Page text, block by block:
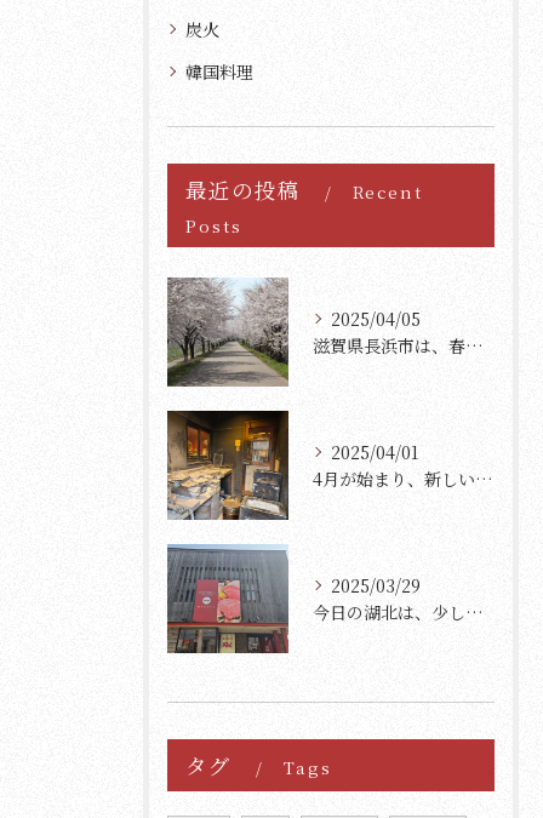
炭火
韓国料理
最近の投稿
Recent
Posts
2025/04/05
滋賀県長浜市は、春の訪れとともに美しい桜が満開になります。
2025/04/01
4月が始まり、新しいスタートを迎えた方々も多いのではないでし...
2025/03/29
今日の湖北は、少し肌寒く、さらに一段と寒さを感じる日です。
タグ Tags